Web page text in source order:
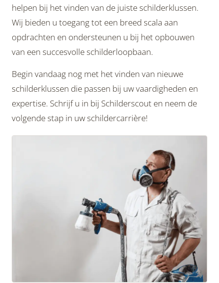
helpen bij het vinden van de juiste schilderklussen.
Wij bieden u toegang tot een breed scala aan
opdrachten en ondersteunen u bij het opbouwen
van een succesvolle schilderloopbaan.
Begin vandaag nog met het vinden van nieuwe
schilderklussen die passen bij uw vaardigheden en
expertise. Schrijf u in bij Schilderscout en neem de
volgende stap in uw schildercarrière!